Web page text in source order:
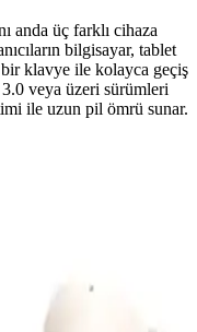
anda üç farklı cihaza
bilgisayar, tablet
bir klavye ile kolayca geçiş
veya üzeri sürümleri
ile uzun pil ömrü sunar.
pil ömrü ve yüksek ses
kulaklık